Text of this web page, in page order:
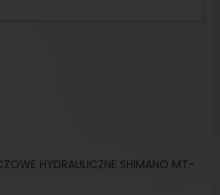
HYDRAULICZNE SHIMANO MT-